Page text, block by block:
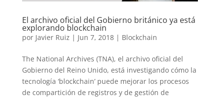
El archivo oficial del Gobierno británico ya está
explorando blockchain
por Javier Ruiz | Jun 7, 2018| Blockchain
The National Archives (TNA), el archivo oficial del
Gobierno del Reino Unido, está investigando cómo la
tecnología ‘blockchain’ puede mejorar los procesos
de compartición de registros y de gestión de